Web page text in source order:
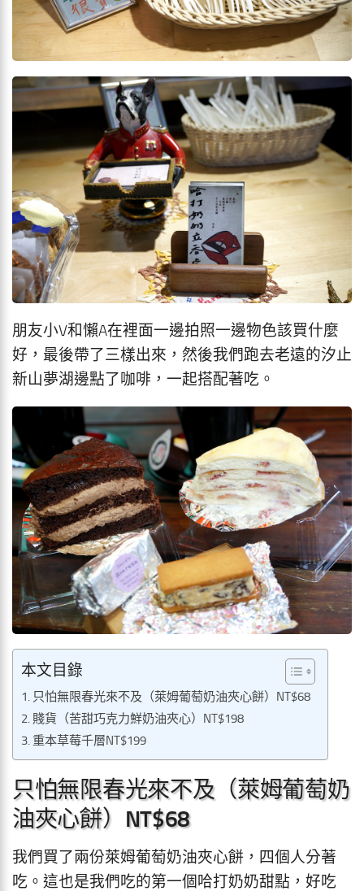
朋友小V和懶A在裡面一邊拍照一邊物色該買什麼
好，最後帶了三樣出來，然後我們跑去老遠的汐止
新山夢湖邊點了咖啡，一起搭配著吃。
本文目錄
只怕無限春光來不及（萊姆葡萄奶油夾心餅）NT$68
賤貨（苦甜巧克力鮮奶油夾心）NT$198
重本草莓千層NT$199
只怕無限春光來不及（萊姆葡萄奶
油夾心餅）NT$68
我們買了兩份萊姆葡萄奶油夾心餅，四個人分著
吃。這也是我們吃的第一個哈打奶奶甜點，好吃